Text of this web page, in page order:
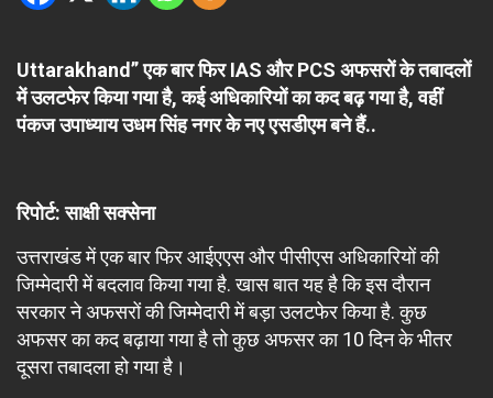
Uttarakhand” एक बार फिर IAS और PCS अफसरों के तबादलों
में उलटफेर किया गया है, कई अधिकारियों का कद बढ़ गया है, वहीं
पंकज उपाध्याय उधम सिंह नगर के नए एसडीएम बने हैं..
रिपोर्ट: साक्षी सक्सेना
उत्तराखंड में एक बार फिर आईएएस और पीसीएस अधिकारियों की
जिम्मेदारी में बदलाव किया गया है. खास बात यह है कि इस दौरान
सरकार ने अफसरों की जिम्मेदारी में बड़ा उलटफेर किया है. कुछ
अफसर का कद बढ़ाया गया है तो कुछ अफसर का 10 दिन के भीतर
दूसरा तबादला हो गया है।